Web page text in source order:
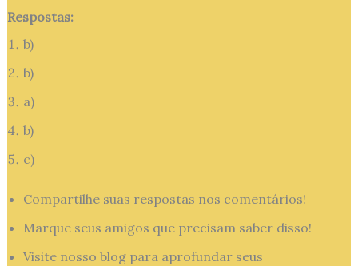
Respostas:
b)
b)
a)
b)
c)
Compartilhe suas respostas nos comentários!
Marque seus amigos que precisam saber disso!
Visite nosso blog para aprofundar seus